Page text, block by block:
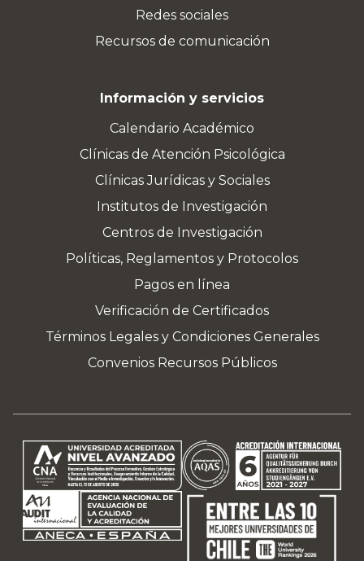
Redes sociales
Recursos de comunicación
Información y servicios
Calendario Académico
Clínicas de Atención Psicológica
Clínicas Jurídicas y Sociales
Institutos de Investigación
Centros de Investigación
Políticas, Reglamentos y Protocolos
Pagos en línea
Verificación de Certificados
Términos Legales y Condiciones Generales
Convenios Recursos Públicos